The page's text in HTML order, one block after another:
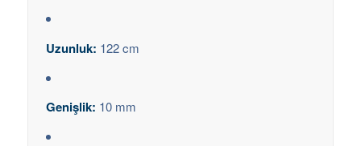
Uzunluk: 122 cm
Genişlik: 10 mm